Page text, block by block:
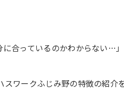
に合っているのかわからない…
ワークふじみ野の特徴の紹介